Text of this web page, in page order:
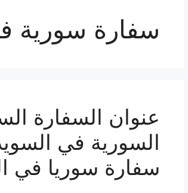
سفارة سورية
عنوان السفارة
السورية في
سفارة سوريا في